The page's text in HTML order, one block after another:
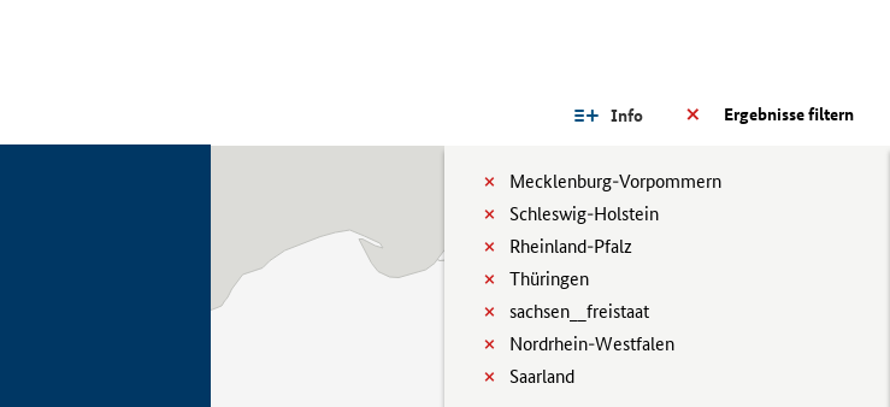
Ergebnisse filtern
Info
Mecklenburg-Vorpommern
Schleswig-Holstein
Rheinland-Pfalz
Thüringen
sachsen__freistaat
Nordrhein-Westfalen
Saarland